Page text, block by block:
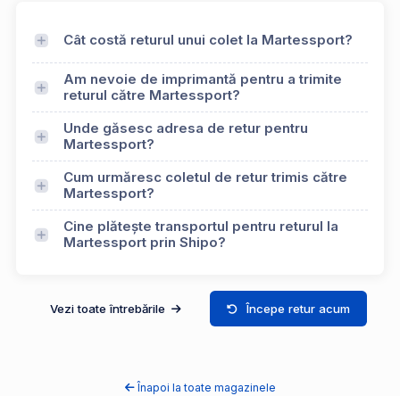
Cât costă returul unui colet la Martessport?
Am nevoie de imprimantă pentru a trimite
returul către Martessport?
Unde găsesc adresa de retur pentru
Martessport?
Cum urmăresc coletul de retur trimis către
Martessport?
Cine plătește transportul pentru returul la
Martessport prin Shipo?
Vezi toate întrebările Începe retur acum
Înapoi la toate magazinele